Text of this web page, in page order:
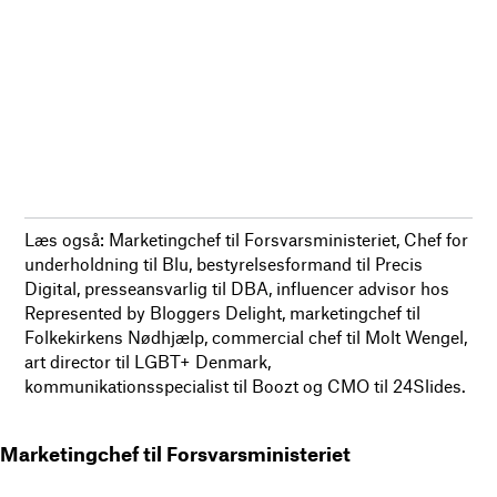
Læs også: Marketingchef til Forsvarsministeriet, Chef for
underholdning til Blu, bestyrelsesformand til Precis
Digital, presseansvarlig til DBA, influencer advisor hos
Represented by Bloggers Delight, marketingchef til
Folkekirkens Nødhjælp, commercial chef til Molt Wengel,
art director til LGBT+ Denmark,
kommunikationsspecialist til Boozt og CMO til 24Slides.
Marketingchef til Forsvarsministeriet